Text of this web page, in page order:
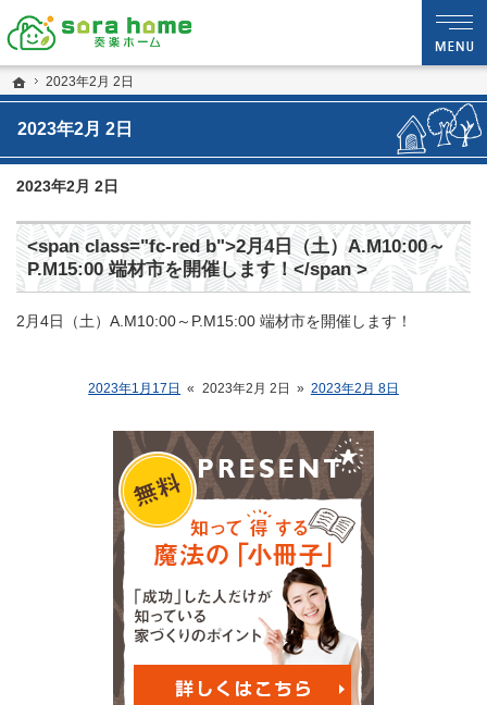
ホーム
2023年2月 2日
2023年2月 2日
静岡・沼津市の新築・注文住宅・新築戸建てなら夢を現実にする工務店のsora
sora home 奏楽ホーム‐静岡・沼津市の新築・注文住宅・新築戸建てなら工務店の
2023年2月 2日
<span class="fc-red b">2月4日（土）A.M10:00～
P.M15:00 端材市を開催します！</span >
2月4日（土）A.M10:00～P.M15:00 端材市を開催します！
2023年1月17日 « 2023年2月 2日 » 2023年2月 8日